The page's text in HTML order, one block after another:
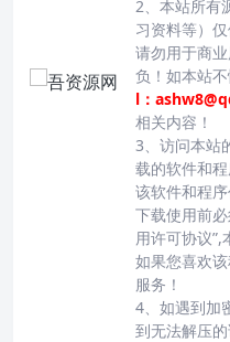
2、本站所有
习资料等）
请勿用于商
负！如本站
l：
相关内容！
3、访问本站
载的软件和
该软件和程
下载使用前
用许可协议”,
如果您喜欢
服务！
4、如遇到加
到无法解压